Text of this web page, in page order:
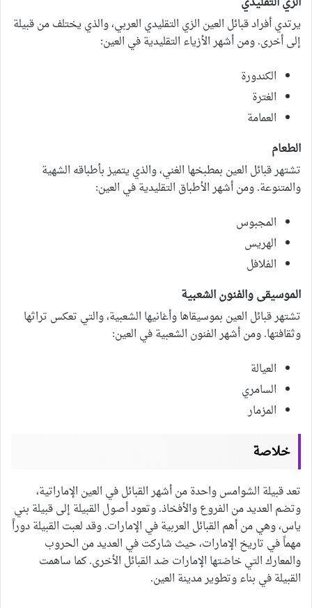
يرتدي أفراد قبائل العين الزي التقليدي العربي، والذي يختلف من قبيلة
إلى أخرى. ومن أشهر الأزياء التقليدية في العين:
الكندورة
الغترة
العمامة
الطعام
تشتهر قبائل العين بمطبخها الغني، والذي يتميز بأطباقه الشهية
والمتنوعة. ومن أشهر الأطباق التقليدية في العين:
المجبوس
الهريس
الفلافل
الموسيقى والفنون الشعبية
تشتهر قبائل العين بموسيقاها وأغانيها الشعبية، والتي تعكس تراثها
وثقافتها. ومن أشهر الفنون الشعبية في العين:
العيالة
السامري
المزمار
خلاصة
تعد قبيلة الشوامس واحدة من أشهر القبائل في العين الإماراتية،
وتضم العديد من الفروع والأفخاذ. وتعود أصول القبيلة إلى قبيلة بني
ياس، وهي من أهم القبائل العربية في الإمارات. وقد لعبت القبيلة دوراً
مهماً في تاريخ الإمارات، حيث شاركت في العديد من الحروب
والمعارك التي خاضتها الإمارات ضد القبائل الأخرى. كما ساهمت
القبيلة في بناء وتطوير مدينة العين.